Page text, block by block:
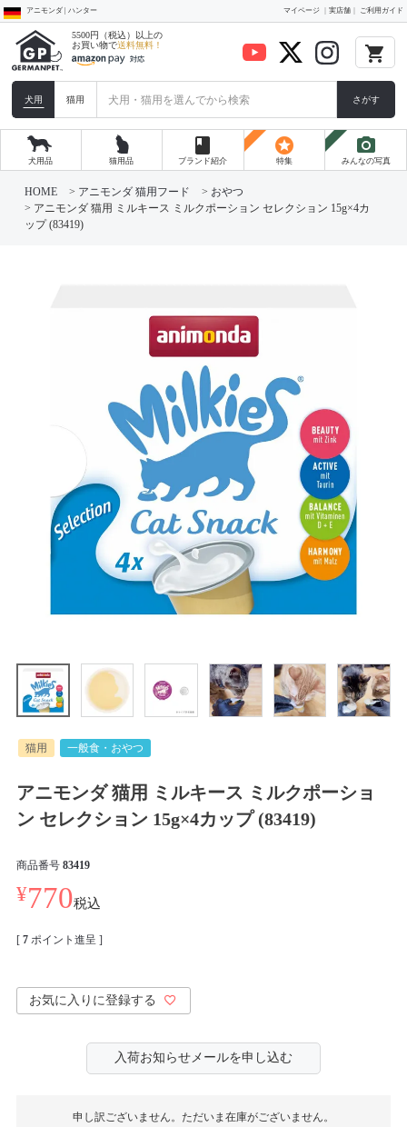
アニモンダ | ハンター マイページ 実店舗 ご利用ガイド
5500円（税込）以上の
お買い物で送料無料！ local_grocery_store
犬用 猫用 さがす
犬用品 猫用品
book
ブランド紹介
stars
特集
photo_camera
みんなの写真
HOME アニモンダ 猫用フード
おやつ
アニモンダ 猫用 ミルキース ミルクポーション セレクション 15g×4カ
ップ (83419)
猫用 一般食・おやつ
アニモンダ 猫用 ミルキース ミルクポーショ
ン セレクション 15g×4カップ (83419)
商品番号 83419
¥770税込
[ 7 ポイント進呈 ]
お気に入りに登録する
入荷お知らせメールを申し込む
申し訳ございません。ただいま在庫がございません。